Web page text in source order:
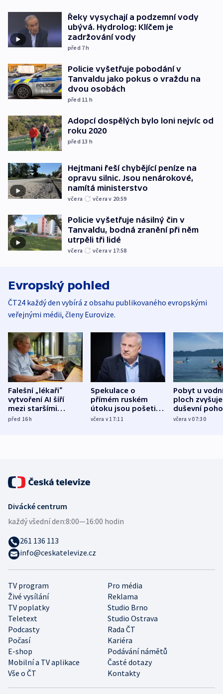
Řeky vysychají a podzemní vody
ubývá. Hydrolog: Klíčem je
zadržování vody
před 7h
Policie vyšetřuje pobodání v
Tanvaldu jako pokus o vraždu na
dvou osobách
před 11 h
Adopcí dospělých bylo loni nejvíc od
roku 2020
před 13 h
Hejtmani řeší chybějící peníze na
opravu silnic. Jsou nenárokové,
namítá ministerstvo
včera včera v 20:59
Policie vyšetřuje násilný čin v
Tanvaldu, bodná zranění při něm
utrpěli tři lidé
včera včera v 17:58
Evropský pohled
ČT24 každý den vybírá z obsahu publikovaného evropskými
veřejnými médii, členy Eurovize.
Falešní „lékaři“
vytvoření AI šíří
mezi staršími
Poláky nebezpečné
před 16h
Spekulace o
přímém ruském
útoku jsou pošetilé,
míní estonský
včera v 17:11
Pobyt u
ploch zvyšuje
duševní
ukázala
včera v 07:30
TV program
Pro média
Živé vysílání
Reklama
TV poplatky
Studio Brno
Teletext
Studio Ostrava
Podcasty
Rada ČT
Počasí
Kariéra
E-shop
Podávání námětů
Mobilní a TV aplikace
Časté dotazy
Vše o ČT
Kontakty
Divácké centrum
každý všední den:8:00—16:00 hodin
261 136 113
info@ceskatelevize.cz